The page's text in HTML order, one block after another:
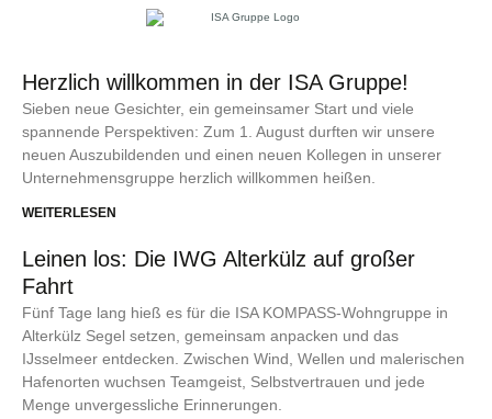
Herzlich willkommen in der ISA Gruppe!
Sieben neue Gesichter, ein gemein­samer Start und viele
spannende Perspektiven: Zum 1. August durften wir unsere
neuen Auszu­bildenden und einen neuen Kollegen in unserer
Unternehmens­gruppe herzlich willkommen heißen.
WEITERLESEN
Leinen los: Die IWG Alterkülz auf großer
Fahrt
Fünf Tage lang hieß es für die ISA KOMPASS-Wohngruppe in
Alterkülz Segel setzen, gemeinsam anpacken und das
IJsselmeer entdecken. Zwischen Wind, Wellen und malerischen
Hafenorten wuchsen Teamgeist, Selbstvertrauen und jede
Menge unvergessliche Erinnerungen.